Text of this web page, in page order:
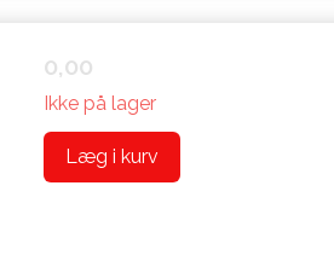
0,00
Ikke på lager
Læg i kurv